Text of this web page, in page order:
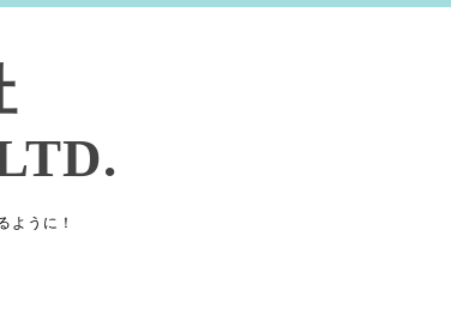
ように！